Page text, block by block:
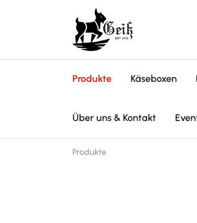
Zur Hauptnavigation springen
Produkte Käseboxen
Über uns & Kontakt
Produkte